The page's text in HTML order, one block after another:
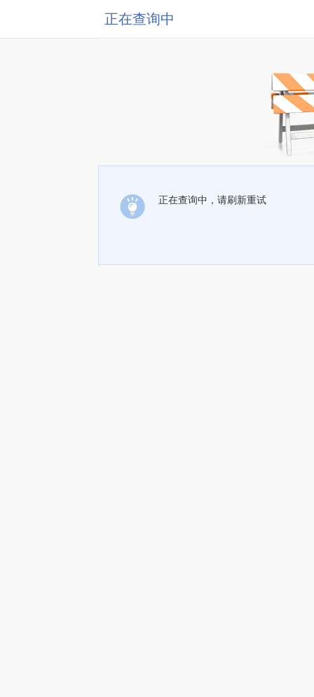
正在查询中
正在查询中，请刷新重试